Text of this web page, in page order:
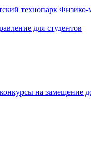
технопарк Физико-
для студентов
на замещение